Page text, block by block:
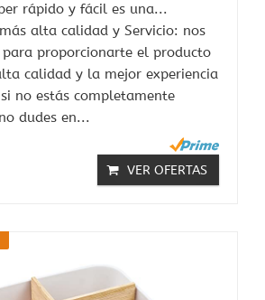
rápido y fácil es una...
alta calidad y Servicio: nos
para proporcionarte el producto
calidad y la mejor experiencia
no estás completamente
dudes en...
VER OFERTAS